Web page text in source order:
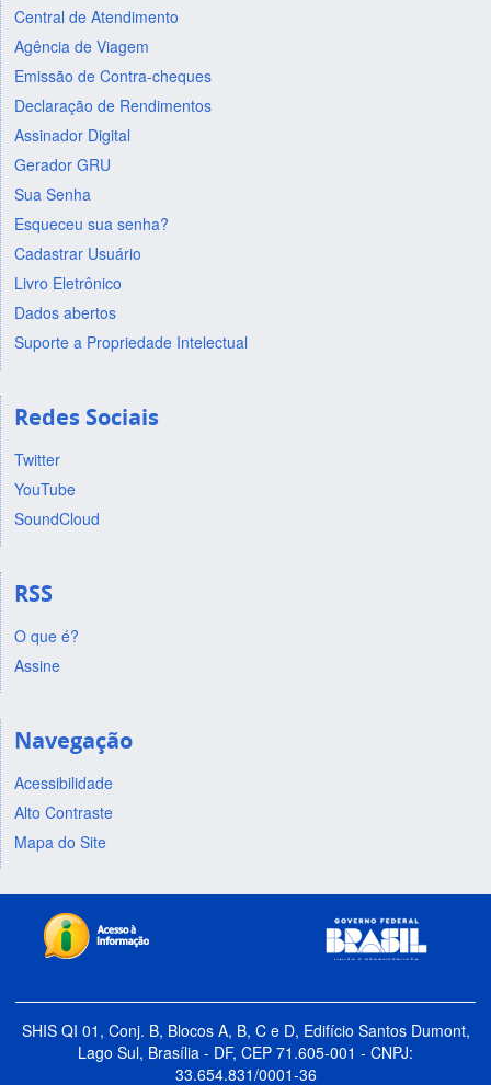
Central de Atendimento
Agência de Viagem
Emissão de Contra-cheques
Declaração de Rendimentos
Assinador Digital
Gerador GRU
Sua Senha
Esqueceu sua senha?
Cadastrar Usuário
Livro Eletrônico
Dados abertos
Suporte a Propriedade Intelectual
Redes Sociais
Twitter
YouTube
SoundCloud
RSS
O que é?
Assine
Navegação
Acessibilidade
Alto Contraste
Mapa do Site
SHIS QI 01, Conj. B, Blocos A, B, C e D, Edifício Santos Dumont,
Lago Sul, Brasília - DF, CEP 71.605-001 - CNPJ:
33.654.831/0001-36